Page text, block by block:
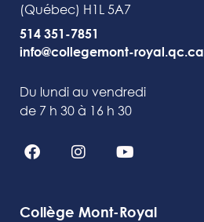
(Québec) H1L 5A7
514 351-7851
info@collegemont-royal.qc.ca
Du lundi au vendredi
de 7 h 30 à 16 h 30
Collège Mont-Royal